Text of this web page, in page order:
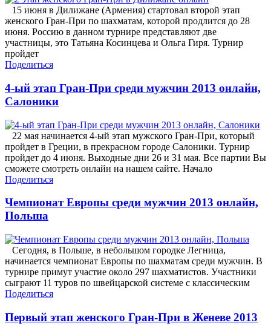
15 июня в Дилижане (Армения) стартовал второй этап
женского Гран-При по шахматам, которой продлится до 28
июня. Россию в данном турнире представляют две
участницы, это Татьяна Косинцева и Ольга Гиря. Турнир
пройдет
Поделиться
4-ый этап Гран-При среди мужчин 2013 онлайн,
Салоники
22 мая начинается 4-ый этап мужского Гран-При, который
пройдет в Греции, в прекрасном городе Салоники. Турнир
пройдет до 4 июня. Выходные дни 26 и 31 мая. Все партии Вы
сможете смотреть онлайн на нашем сайте. Начало
Поделиться
Чемпионат Европы среди мужчин 2013 онлайн,
Польша
Сегодня, в Польше, в небольшом городке Легница,
начинается чемпионат Европы по шахматам среди мужчин. В
турнире примут участие около 297 шахматистов. Участники
сыграют 11 туров по швейцарской системе с классическим
Поделиться
Первый этап женского Гран-При в Женеве 2013